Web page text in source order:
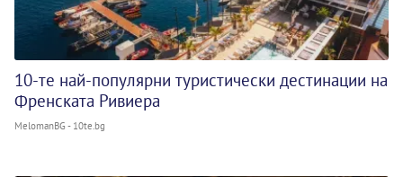
10-те най-популярни туристически дестинации на
Френската Ривиера
MelomanBG - 10te.bg